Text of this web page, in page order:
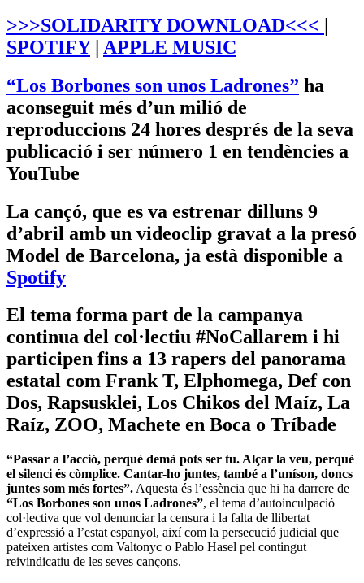
>>>SOLIDARITY DOWNLOAD<<< |
SPOTIFY| APPLE MUSIC
“Los Borbones son unos Ladrones” ha
aconseguit més d’un milió de
reproduccions 24 hores després de la seva
publicació i ser número 1 en tendències a
YouTube
La cançó, que es va estrenar dilluns 9
d’abril amb un videoclip gravat a la presó
Model de Barcelona, ja està disponible a
Spotify
El tema forma part de la campanya
continua del col·lectiu #NoCallarem i hi
participen fins a 13 rapers del panorama
estatal com Frank T, Elphomega, Def con
Dos, Rapsusklei, Los Chikos del Maíz, La
Raíz, ZOO, Machete en Boca o Tríbade
“Passar a l’acció, perquè demà pots ser tu. Alçar la veu, perquè
el silenci és còmplice. Cantar-ho juntes, també a l’uníson, doncs
juntes som més fortes”. Aquesta és l’essència que hi ha darrere de
“Los Borbones son unos Ladrones”, el tema d’autoinculpació
col·lectiva que vol denunciar la censura i la falta de llibertat
d’expressió a l’estat espanyol, així com la persecució judicial que
pateixen artistes com Valtonyc o Pablo Hasel pel contingut
reivindicatiu de les seves cançons.